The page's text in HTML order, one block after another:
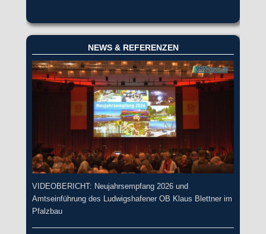
NEWS & REFERENZEN
VIDEOBERICHT: Neujahrsempfang 2026 und
Amtseinführung des Ludwigshafener OB Klaus Blettner im
Pfalzbau